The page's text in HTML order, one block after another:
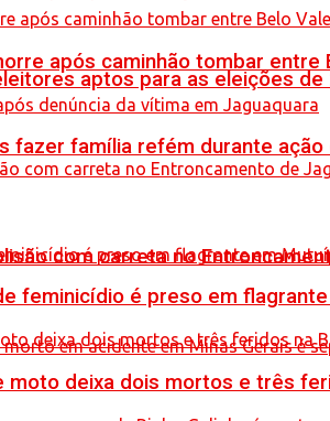
aptos para as eleições de
com carreta no
após caminhão tombar entre
fazer família refém durante ação
feminicídio é preso em
moto deixa dois mortos e três